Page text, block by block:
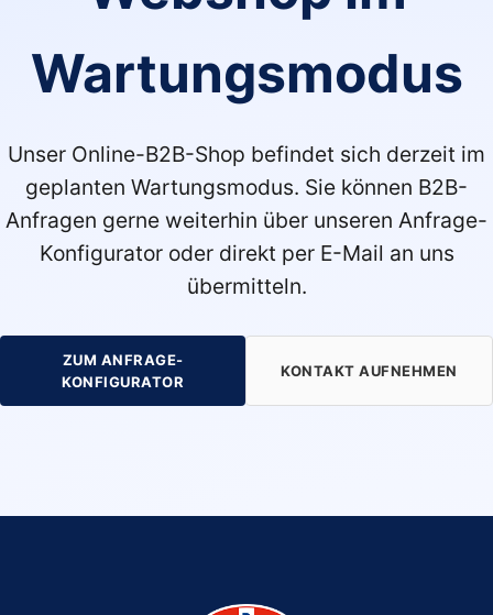
Wartungsmodus
Unser Online-B2B-Shop befindet sich derzeit im
geplanten Wartungsmodus. Sie können B2B-
Anfragen gerne weiterhin über unseren Anfrage-
Konfigurator oder direkt per E-Mail an uns
übermitteln.
ZUM ANFRAGE-
KONFIGURATOR
KONTAKT AUFNEHMEN